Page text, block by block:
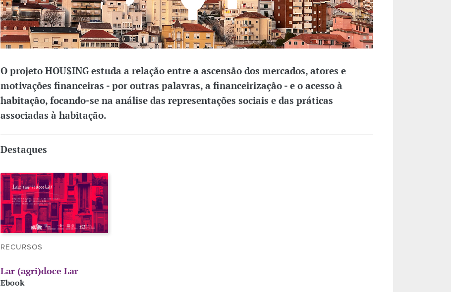
O projeto HOU$ING estuda a relação entre a ascensão dos mercados, atores e
motivações financeiras - por outras palavras, a financeirização - e o acesso à
habitação, focando-se na análise das representações sociais e das práticas
associadas à habitação.
Destaques
RECURSOS
Lar (agri)doce Lar
Ebook